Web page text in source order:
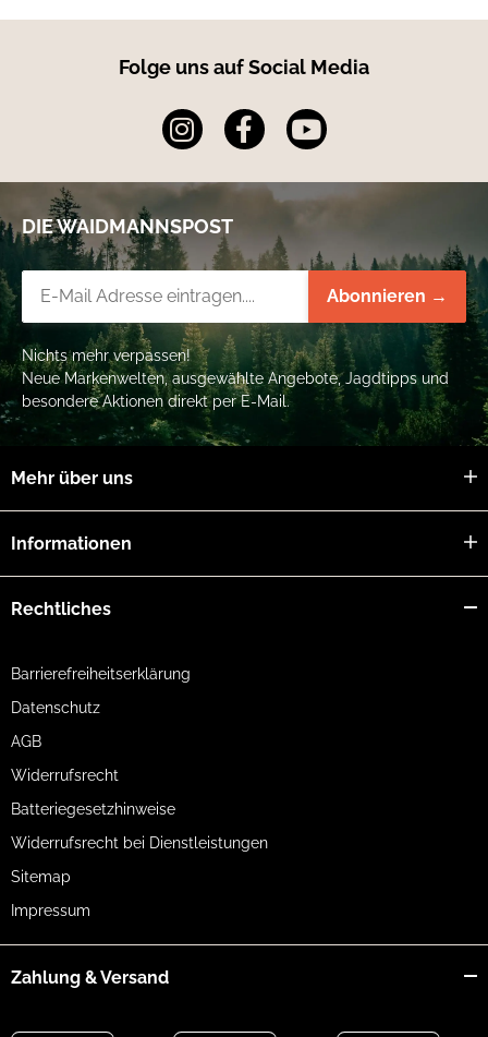
Folge uns auf Social Media
DIE WAIDMANNSPOST
Abonnieren →
Nichts mehr verpassen!
Neue Markenwelten, ausgewählte Angebote, Jagdtipps und
besondere Aktionen direkt per E-Mail.
Mehr über uns
Informationen
Rechtliches
Barrierefreiheitserklärung
Datenschutz
AGB
Widerrufsrecht
Batteriegesetzhinweise
Widerrufsrecht bei Dienstleistungen
Sitemap
Impressum
Zahlung & Versand